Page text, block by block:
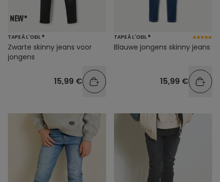
TAPE À L'OEIL ®
Zwarte skinny jeans voor
jongens
15,99 €
TAPE À L'OEIL ®
Blauwe jongens skinny jeans
15,99 €